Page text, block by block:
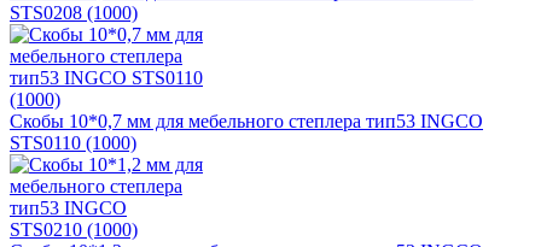
STS0208 (1000)
Скобы 10*0,7 мм для мебельного степлера тип53 INGCO
STS0110 (1000)